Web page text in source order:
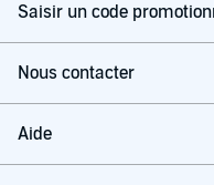
Saisir un code
Nous contacter
Aide